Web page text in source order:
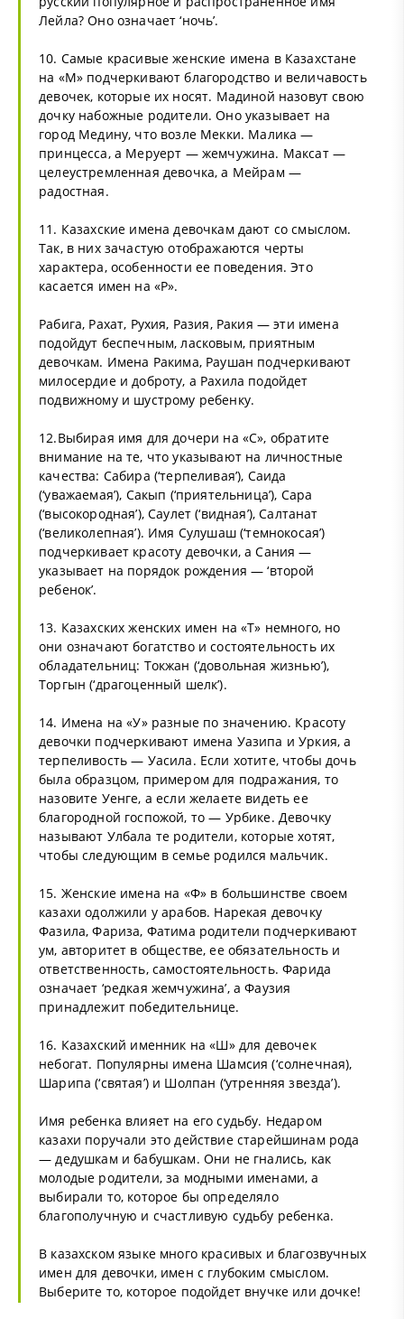
Лейла? Оно означает ‘ночь’.
10. Самые красивые женские имена в Казахстане
на «М» подчеркивают благородство и величавость
девочек, которые их носят. Мадиной назовут свою
дочку набожные родители. Оно указывает на
город Медину, что возле Мекки. Малика —
принцесса, а Меруерт — жемчужина. Максат —
целеустремленная девочка, а Мейрам —
радостная.
11. Казахские имена девочкам дают со смыслом.
Так, в них зачастую отображаются черты
характера, особенности ее поведения. Это
касается имен на «Р».
Рабига, Рахат, Рухия, Разия, Ракия — эти имена
подойдут беспечным, ласковым, приятным
девочкам. Имена Ракима, Раушан подчеркивают
милосердие и доброту, а Рахила подойдет
подвижному и шустрому ребенку.
12.Выбирая имя для дочери на «С», обратите
внимание на те, что указывают на личностные
качества: Сабира (‘терпеливая’), Саида
(‘уважаемая’), Сакып (‘приятельница’), Сара
(‘высокородная’), Саулет (‘видная’), Салтанат
(‘великолепная’). Имя Сулушаш (‘темнокосая’)
подчеркивает красоту девочки, а Сания —
указывает на порядок рождения — ‘второй
ребенок’.
13. Казахских женских имен на «Т» немного, но
они означают богатство и состоятельность их
обладательниц: Токжан (‘довольная жизнью’),
Торгын (‘драгоценный шелк’).
14. Имена на «У» разные по значению. Красоту
девочки подчеркивают имена Уазипа и Уркия, а
терпеливость — Уасила. Если хотите, чтобы дочь
была образцом, примером для подражания, то
назовите Уенге, а если желаете видеть ее
благородной госпожой, то — Урбике. Девочку
называют Улбала те родители, которые хотят,
чтобы следующим в семье родился мальчик.
15. Женские имена на «Ф» в большинстве своем
казахи одолжили у арабов. Нарекая девочку
Фазила, Фариза, Фатима родители подчеркивают
ум, авторитет в обществе, ее обязательность и
ответственность, самостоятельность. Фарида
означает ‘редкая жемчужина’, а Фаузия
принадлежит победительнице.
16. Казахский именник на «Ш» для девочек
небогат. Популярны имена Шамсия (‘солнечная),
Шарипа (‘святая’) и Шолпан (‘утренняя звезда’).
Имя ребенка влияет на его судьбу. Недаром
казахи поручали это действие старейшинам рода
— дедушкам и бабушкам. Они не гнались, как
молодые родители, за модными именами, а
выбирали то, которое бы определяло
благополучную и счастливую судьбу ребенка.
В казахском языке много красивых и благозвучных
имен для девочки, имен с глубоким смыслом.
Выберите то, которое подойдет внучке или дочке!